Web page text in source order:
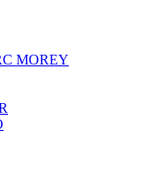
MOREY